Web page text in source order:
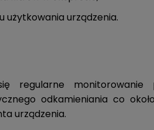
użytkowania urządzenia.
regularne
odkamieniania co
urządzenia.